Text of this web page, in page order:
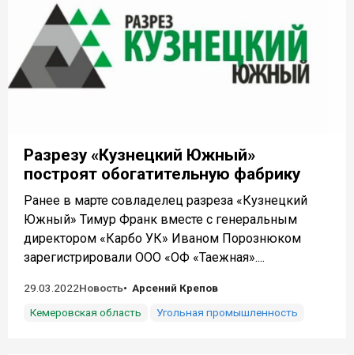
Разрезу «Кузнецкий Южный»
построят обогатительную фабрику
Ранее в марте совладелец разреза «Кузнецкий
Южный» Тимур Франк вместе с генеральным
директором «Карбо УК» Иваном Порознюком
зарегистрировали ООО «ОФ «Таежная»....
29.03.2022Новость
Арсений Крепов
Кемеровская область
Угольная промышленность